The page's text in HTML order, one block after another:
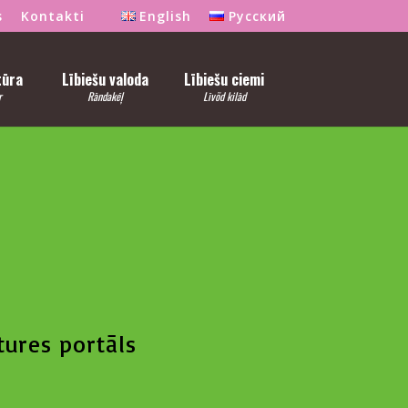
Kontakti English Русский
Lībiešu valoda
Rāndakēļ
Lībiešu ciemi
Līvõd kilād
portāls